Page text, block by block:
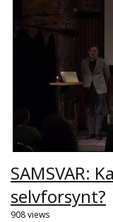
SAMSVAR:
selvforsynt?
908 views